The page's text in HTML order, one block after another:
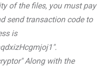
of the files, you must pay
send transaction code to
is
Along with the